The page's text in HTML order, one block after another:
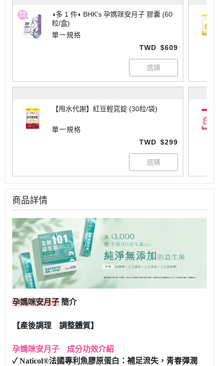
◖多 1 件◗ BHK's 孕媽咪安月子 膠囊 (60
粒/盒)
單一規格
TWD $609
【甩水代謝】紅豆輕窕錠 (30粒/袋)
單一規格
TWD $299
商品詳情
孕媽咪安月子 簡介
【產後調理 調整體質】
孕媽咪安月子 成分功效介紹
✓ Naticol®法國專利魚膠原蛋白：補足流失，青春彈潤